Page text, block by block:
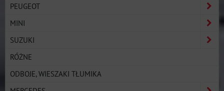
PEUGEOT
MINI
SUZUKI
RÓŻNE
ODBOJE, WIESZAKI TŁUMIKA